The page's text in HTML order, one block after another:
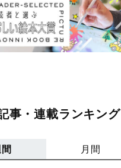
事・連載ランキング
月間